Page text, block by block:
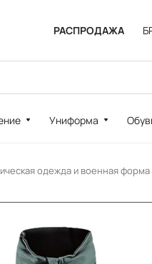
РАСПРОДАЖА
Униформа
одежда и военная форма